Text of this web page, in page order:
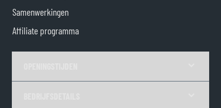
Samenwerkingen
Affiliate programma